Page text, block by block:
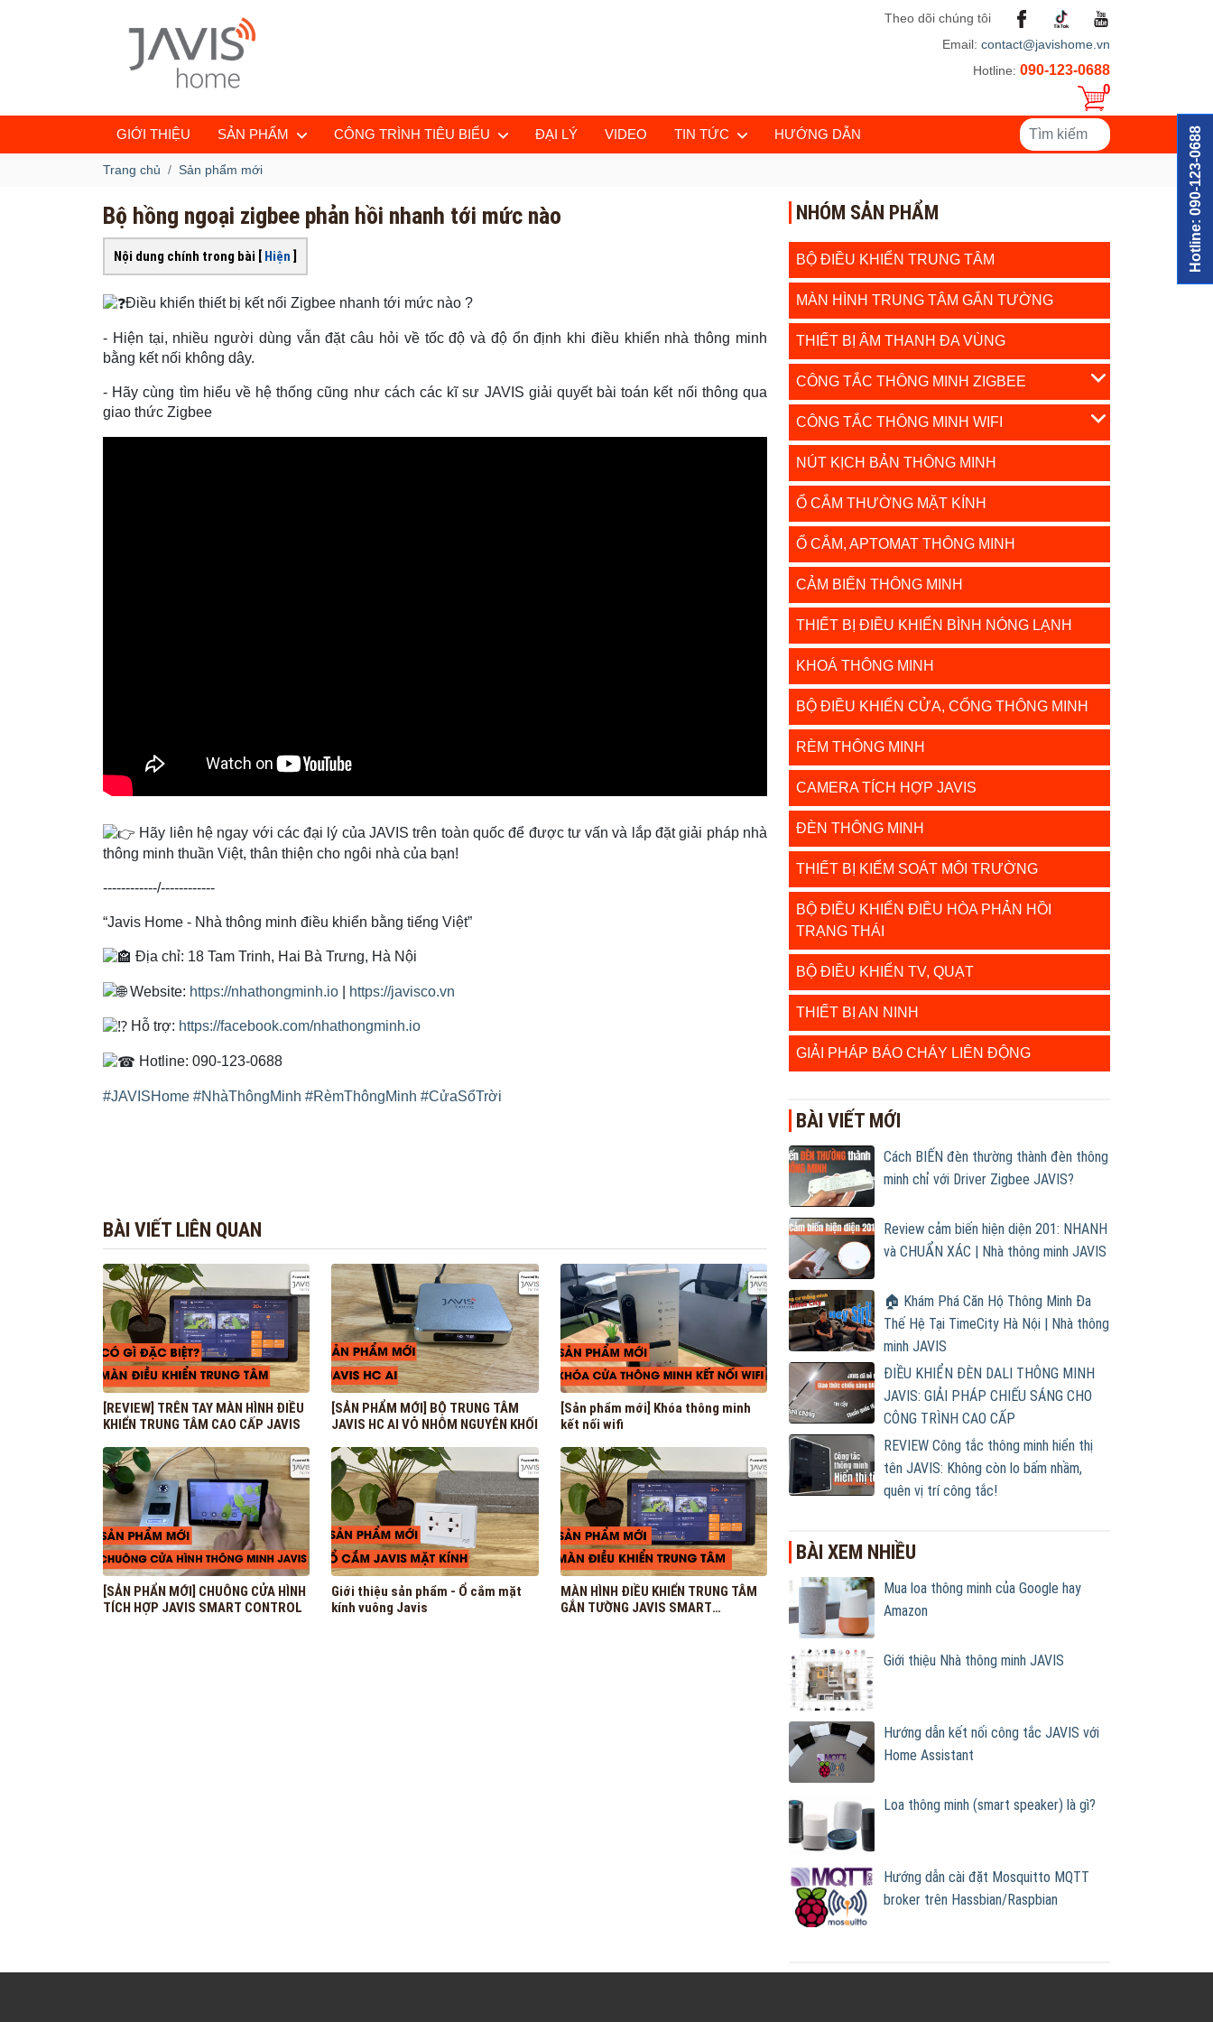
Hotline: 090-123-0688
Theo dõi chúng tôi
Email: contact@javishome.vn
Hotline: 090-123-0688
0
GIỚI THIỆU SẢN PHẨM CÔNG TRÌNH TIÊU BIỂU ĐẠI LÝ VIDEO TIN TỨC HƯỚNG DẪN
Trang chủ Sản phẩm mới
Bộ hồng ngoại zigbee phản hồi nhanh tới mức nào
Nội dung chính trong bài [ Hiện ]
Điều khiển thiết bị kết nối Zigbee nhanh tới mức nào ?
- Hiện tại, nhiều người dùng vẫn đặt câu hỏi về tốc độ và độ ổn định khi điều khiển nhà thông minh
bằng kết nối không dây.
- Hãy cùng tìm hiểu về hệ thống cũng như cách các kĩ sư JAVIS giải quyết bài toán kết nối thông qua
giao thức Zigbee
Hãy liên hệ ngay với các đại lý của JAVIS trên toàn quốc để được tư vấn và lắp đặt giải pháp nhà
thông minh thuần Việt, thân thiện cho ngôi nhà của bạn!
------------/------------
“Javis Home - Nhà thông minh điều khiển bằng tiếng Việt”
Địa chỉ: 18 Tam Trinh, Hai Bà Trưng, Hà Nội
Website: https://nhathongminh.io https://javisco.vn
Hỗ trợ: https://facebook.com/nhathongminh.io
Hotline: 090-123-0688
#JAVISHome #NhàThôngMinh #RèmThôngMinh #CửaSổTrời
BÀI VIẾT LIÊN QUAN
[REVIEW] TRÊN TAY MÀN HÌNH ĐIỀU
KHIỂN TRUNG TÂM CAO CẤP JAVIS
[SẢN PHẨM MỚI] BỘ TRUNG TÂM
JAVIS HC AI VỎ NHÔM NGUYÊN KHỐI
[Sản phẩm mới] Khóa thông minh
kết nối wifi
[SẢN PHẨN MỚI] CHUÔNG CỬA HÌNH
TÍCH HỢP JAVIS SMART CONTROL
Giới thiệu sản phẩm - Ổ cắm mặt
kính vuông Javis
MÀN HÌNH ĐIỀU KHIỂN TRUNG TÂM
GẮN TƯỜNG JAVIS SMART
NHÓM SẢN PHẨM
BỘ ĐIỀU KHIỂN TRUNG TÂM
MÀN HÌNH TRUNG TÂM GẮN TƯỜNG
THIẾT BỊ ÂM THANH ĐA VÙNG
CÔNG TẮC THÔNG MINH ZIGBEE
CÔNG TẮC THÔNG MINH WIFI
NÚT KỊCH BẢN THÔNG MINH
Ổ CẮM THƯỜNG MẶT KÍNH
Ổ CẮM, APTOMAT THÔNG MINH
CẢM BIẾN THÔNG MINH
THIẾT BỊ ĐIỀU KHIỂN BÌNH NÓNG LẠNH
KHOÁ THÔNG MINH
BỘ ĐIỀU KHIỂN CỬA, CỔNG THÔNG MINH
RÈM THÔNG MINH
CAMERA TÍCH HỢP JAVIS
ĐÈN THÔNG MINH
THIẾT BỊ KIỂM SOÁT MÔI TRƯỜNG
BỘ ĐIỀU KHIỂN ĐIỀU HÒA PHẢN HỒI
TRẠNG THÁI
BỘ ĐIỀU KHIỂN TV, QUẠT
THIẾT BỊ AN NINH
GIẢI PHÁP BÁO CHÁY LIÊN ĐỘNG
BÀI VIẾT MỚI
Cách BIẾN đèn thường thành đèn thông
minh chỉ với Driver Zigbee JAVIS?
Review cảm biến hiện diện 201: NHANH
và CHUẨN XÁC | Nhà thông minh JAVIS
🏠 Khám Phá Căn Hộ Thông Minh Đa
Thế Hệ Tại TimeCity Hà Nội | Nhà thông
minh JAVIS
ĐIỀU KHIỂN ĐÈN DALI THÔNG MINH
JAVIS: GIẢI PHÁP CHIẾU SÁNG CHO
CÔNG TRÌNH CAO CẤP
REVIEW Công tắc thông minh hiển thị
tên JAVIS: Không còn lo bấm nhầm,
quên vị trí công tắc!
BÀI XEM NHIỀU
Mua loa thông minh của Google hay
Amazon
Giới thiệu Nhà thông minh JAVIS
Hướng dẫn kết nối công tắc JAVIS với
Home Assistant
Loa thông minh (smart speaker) là gì?
Hướng dẫn cài đặt Mosquitto MQTT
broker trên Hassbian/Raspbian